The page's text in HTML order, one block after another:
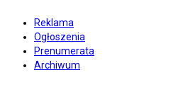
Reklama
Ogłoszenia
Prenumerata
Archiwum